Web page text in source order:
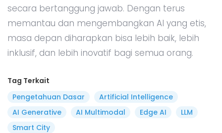
secara bertanggung jawab. Dengan terus
memantau dan mengembangkan AI yang etis,
masa depan diharapkan bisa lebih baik, lebih
inklusif, dan lebih inovatif bagi semua orang.
Tag Terkait
Pengetahuan Dasar
Artificial Intelligence
AI Generative
AI Multimodal Edge AI
LLM
Smart City